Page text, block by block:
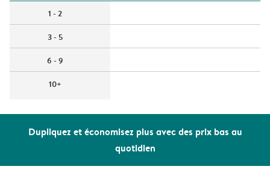
Dupliquez et économisez plus avec des prix bas au
quotidien
1 - 2
3 - 5
6 - 9
10+